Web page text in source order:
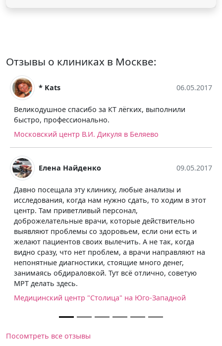
Отзывы о клиниках в Москве:
* Kats 06.05.2017
Великодушное спасибо за КТ лёгких, выполнили
быстро, профессионально.
Московский центр В.И. Дикуля в Беляево
Елена Найденко 09.05.2017
Давно посещала эту клинику, любые анализы и
исследования, когда нам нужно сдать, то ходим в этот
центр. Там приветливый персонал,
доброжелательные врачи, которые действительно
выявляют проблемы со здоровьем, если они есть и
желают пациентов своих вылечить. А не так, когда
видно сразу, что нет проблем, а врачи направляют на
непонятные диагностики, стоящие много денег,
занимаясь обдираловкой. Тут всё отлично, советую
МРТ делать здесь.
Медицинский центр "Столица" на Юго-Западной
Посомтреть все отзывы